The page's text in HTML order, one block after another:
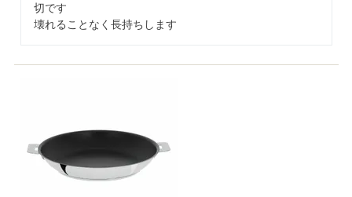
切です
壊れることなく長持ちします